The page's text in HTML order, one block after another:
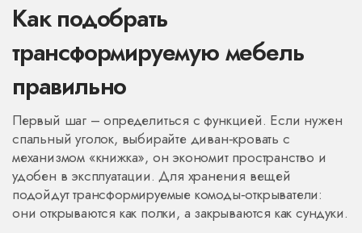
Как подобрать
трансформируемую мебель
правильно
Первый шаг – определиться с функцией. Если нужен
спальный уголок, выбирайте диван‑кровать с
механизмом «книжка», он экономит пространство и
удобен в эксплуатации. Для хранения вещей
подойдут трансформируемые комоды‑открыватели:
они открываются как полки, а закрываются как сундуки.